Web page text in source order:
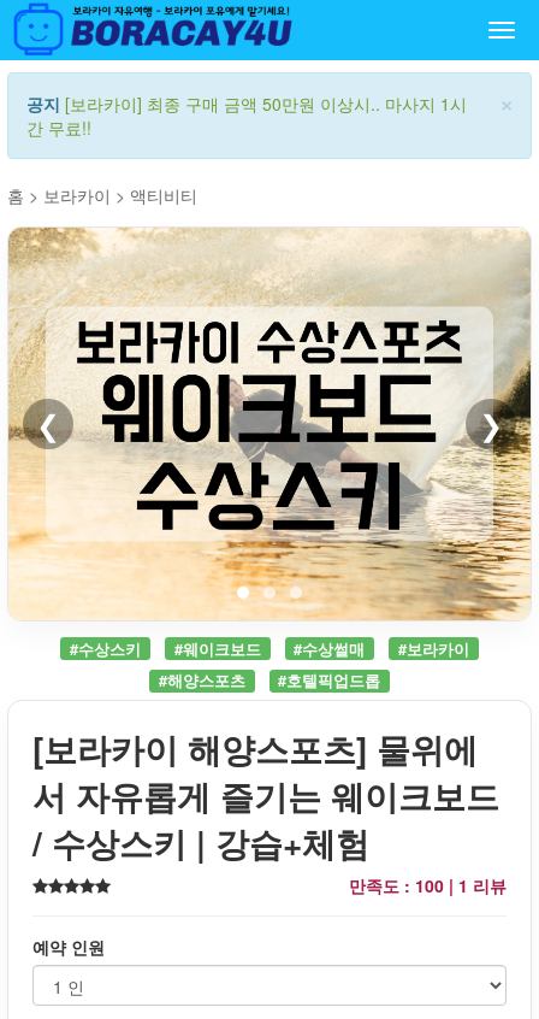
×
공지 [보라카이] 최종 구매 금액 50만원 이상시.. 마사지 1시
간 무료!!
홈 > 보라카이 > 액티비티
❮ ❯
#수상스키 #웨이크보드 #수상썰매
#보라카이
#해양스포츠
#호텔픽업드롭
[보라카이 해양스포츠] 물위에
서 자유롭게 즐기는 웨이크보드
/ 수상스키 | 강습+체험
만족도 : 100 | 1 리뷰
예약 인원